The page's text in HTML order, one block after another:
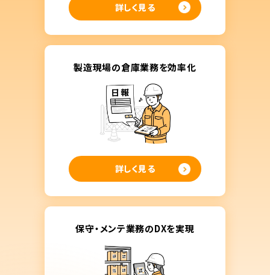
詳しく見る
製造現場の倉庫業務を効率化
詳しく見る
保守・メンテ業務のDXを実現